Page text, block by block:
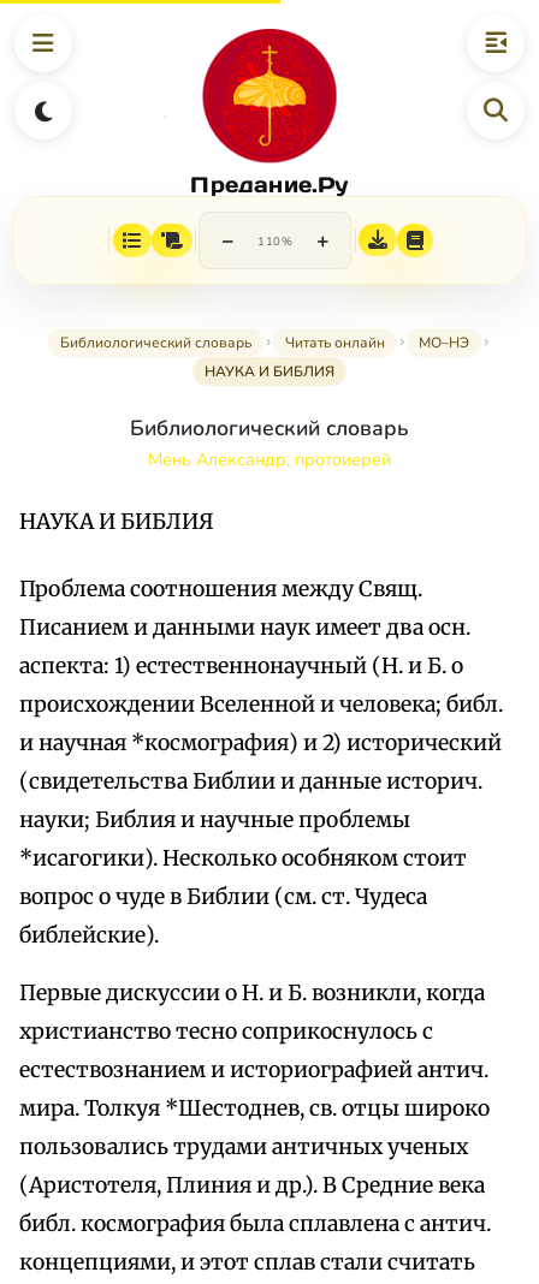
Предание.Ру
− 110% +
Библиологический словарь Читать онлайн
МО–НЭ
НАУКА И БИБЛИЯ
Библиологический словарь
Мень Александр, протоиерей
НАУКА И БИБЛИЯ
Проблема соотношения между Свящ.
Писанием и данными наук имеет два осн.
аспекта: 1) естественнонаучный (Н. и Б. о
происхождении Вселенной и человека; библ.
и научная *космография) и 2) исторический
(свидетельства Библии и данные историч.
науки; Библия и научные проблемы
*исагогики). Несколько особняком стоит
вопрос о чуде в Библии (см. ст. Чудеса
библейские).
Первые дискуссии о Н. и Б. возникли, когда
христианство тесно соприкоснулось с
естествознанием и историографией антич.
мира. Толкуя *Шестоднев, св. отцы широко
пользовались трудами античных ученых
(Аристотеля, Плиния и др.). В Средние века
библ. космография была сплавлена с антич.
концепциями, и этот сплав стали считать